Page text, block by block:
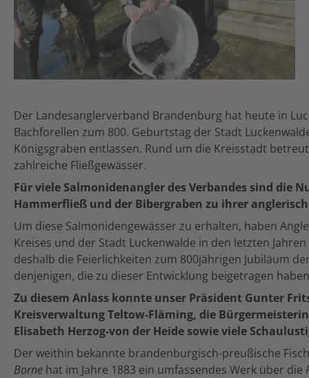
Der Landesanglerverband Brandenburg hat heute in
Bachforellen zum 800. Geburtstag der Stadt
Königsgraben entlassen. Rund um die Kreisstadt
zahlreiche Fließgewässer.
Für viele Salmonidenangler des Verbandes sind die
Hammerfließ und der Bibergraben zu ihrer
Um diese Salmonidengewässer zu erhalten, haben
Kreises und der Stadt Luckenwalde in den letzten
deshalb die Feierlichkeiten zum 800jährigen Jubiläum
denjenigen, die zu dieser Entwicklung beigetragen
Zu diesem Anlass konnte unser Präsident Gunter
Kreisverwaltung Teltow-Fläming, die
Elisabeth Herzog-von der Heide sowie viele
Der weithin bekannte brandenburgisch-preußische
Borne hat im Jahre 1883 ein umfassendes Werk über die